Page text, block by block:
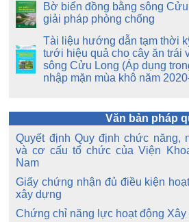
Bờ biển đồng bằng sông
giải pháp phòng chống
Tài liệu hướng dẫn tạm thời
tưới hiệu quả cho cây ăn trái
sông Cửu Long (Áp dụng
nhập mặn mùa khô năm
Văn bản pháp
Quyết định Quy định chức năng,
và cơ cấu tổ chức của Viện
Nam
Giấy chứng nhận đủ điều kiện
xây dựng
Chứng chỉ năng lực hoạt động Xây